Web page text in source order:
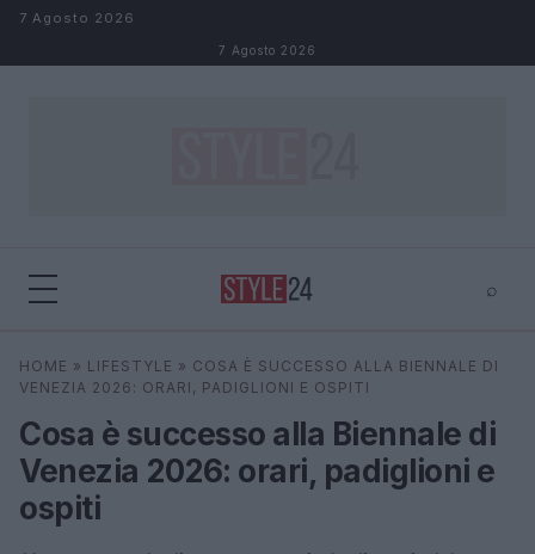
Salta al contenuto
7 Agosto 2026
7 Agosto 2026
⌕
Cerca ⌕ ×
HOME » LIFESTYLE » COSA È SUCCESSO ALLA BIENNALE DI
VENEZIA 2026: ORARI, PADIGLIONI E OSPITI
Cosa è successo alla Biennale di
Venezia 2026: orari, padiglioni e
ospiti